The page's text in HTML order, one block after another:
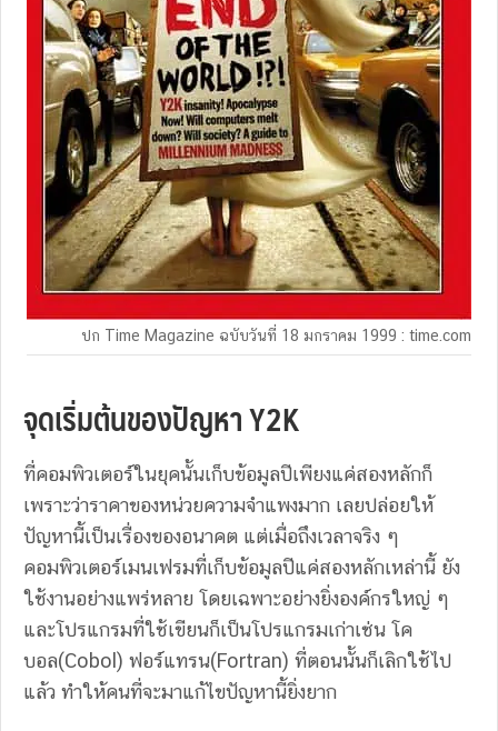
ปก Time Magazine ฉบับวันที่ 18 มกราคม 1999 : time.com
จุดเริ่มต้นของปัญหา Y2K
ที่คอมพิวเตอร์ในยุคนั้นเก็บข้อมูลปีเพียงแค่สองหลักก็
เพราะว่าราคาของหน่วยความจำแพงมาก เลยปล่อยให้
ปัญหานี้เป็นเรื่องของอนาคต แต่เมื่อถึงเวลาจริง ๆ
คอมพิวเตอร์เมนเฟรมที่เก็บข้อมูลปีแค่สองหลักเหล่านี้ ยัง
ใช้งานอย่างแพร่หลาย โดยเฉพาะอย่างยิ่งองค์กรใหญ่ ๆ
และโปรแกรมที่ใช้เขียนก็เป็นโปรแกรมเก่าเช่น โค
บอล(Cobol) ฟอร์แทรน(Fortran) ที่ตอนนั้นก็เลิกใช้ไป
แล้ว ทำให้คนที่จะมาแก้ไขปัญหานี้ยิ่งยาก